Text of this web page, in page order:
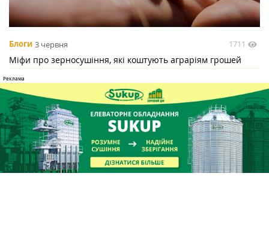
Блоги 3 червня 1711
Міфи про зерносушіння, які коштують аграріям грошей